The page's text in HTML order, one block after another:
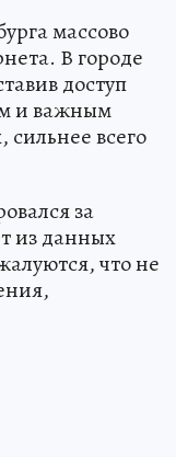
массово
В городе
доступ
и важным
всего
за
из данных
что не